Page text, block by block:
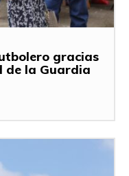
gracias
de la Guardia